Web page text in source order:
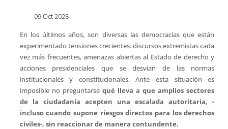
09 Oct 2025
En los últimos años, son diversas las democracias que están
experimentado tensiones crecientes: discursos extremistas cada
vez más frecuentes, amenazas abiertas al Estado de derecho y
acciones presidenciales que se desvían de las normas
institucionales y constitucionales. Ante esta situación es
imposible no preguntarsequé lleva a que amplios sectores
de la ciudadanía acepten una escalada autoritaria, -
incluso cuando supone riesgos directos para los derechos
civiles-, sin reaccionar de manera contundente.